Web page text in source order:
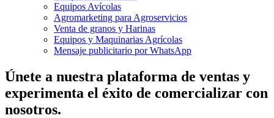
Equipos Avícolas
Agromarketing para Agroservicios
Venta de granos y Harinas
Equipos y Maquinarias Agrícolas
Mensaje publicitario por WhatsApp
Únete a nuestra plataforma de ventas y
experimenta el éxito de comercializar con
nosotros.